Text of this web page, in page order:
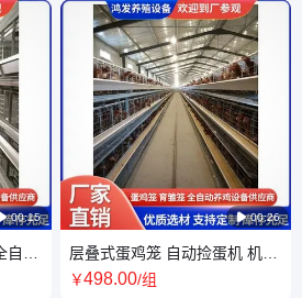
00:15
动
材
 00:26
层叠式蛋鸡笼 自动捡蛋机 机械
化笼养集蛋设备定制 鸿发农牧
￥498.00/组